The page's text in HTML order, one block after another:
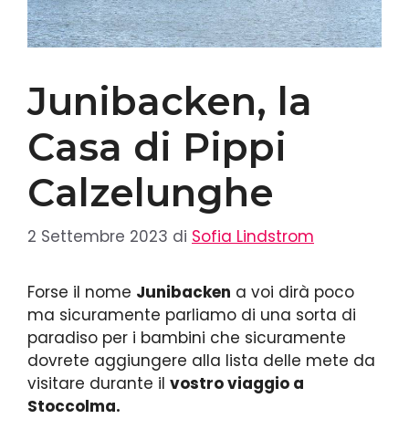
Junibacken, la
Casa di Pippi
Calzelunghe
2 Settembre 2023 di Sofia Lindstrom
Forse il nome Junibacken a voi dirà poco
ma sicuramente parliamo di una sorta di
paradiso per i bambini che sicuramente
dovrete aggiungere alla lista delle mete da
visitare durante il vostro viaggio a
Stoccolma.